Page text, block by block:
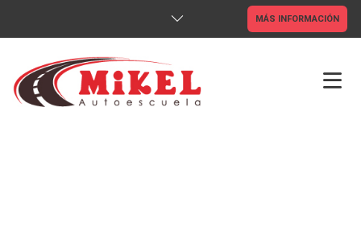
MÁS INFORMACIÓN